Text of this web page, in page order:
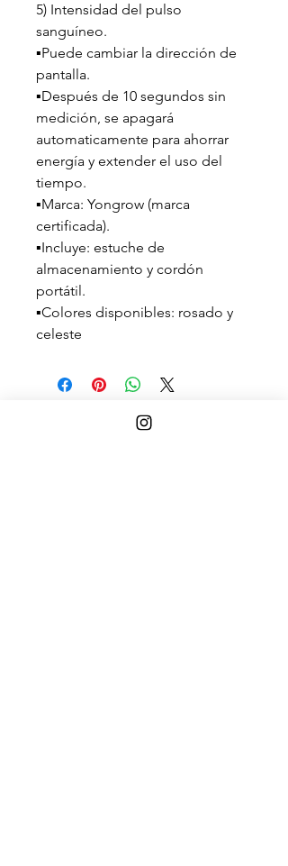
5) Intensidad del pulso
sanguíneo.
▪️Puede cambiar la dirección de
pantalla.
▪️Después de 10 segundos sin
medición, se apagará
automaticamente para ahorrar
energía y extender el uso del
tiempo.
▪️Marca: Yongrow (marca
certificada).
▪️Incluye: estuche de
almacenamiento y cordón
portátil.
▪️Colores disponibles: rosado y
celeste